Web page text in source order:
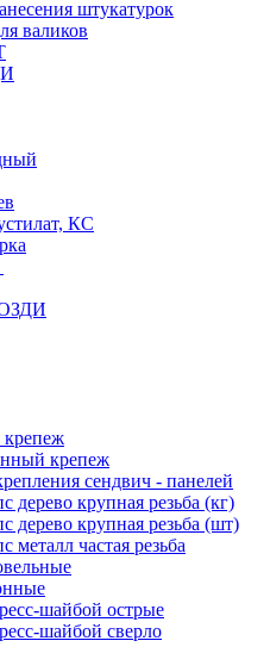
штукатурок
валиков
КС
крепеж
сендвич - панелей
дерево крупная резьба (кг)
дерево крупная резьба (шт)
металл частая резьба
шайбой острые
шайбой сверло